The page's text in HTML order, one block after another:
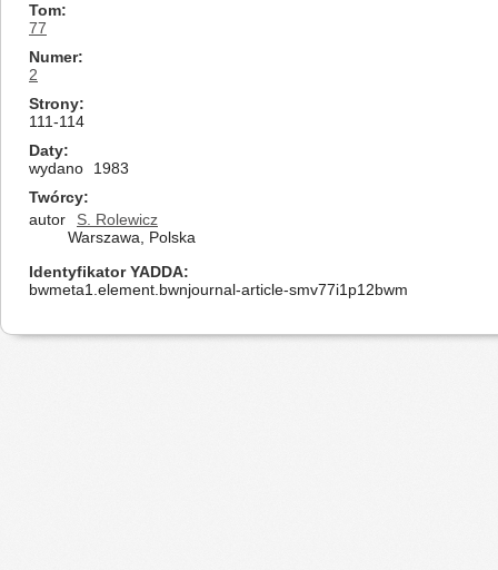
Tom
77
Numer
2
Strony
111-114
Daty
wydano
1983
Twórcy
autor
S. Rolewicz
Warszawa, Polska
Identyfikator YADDA
bwmeta1.element.bwnjournal-article-smv77i1p12bwm